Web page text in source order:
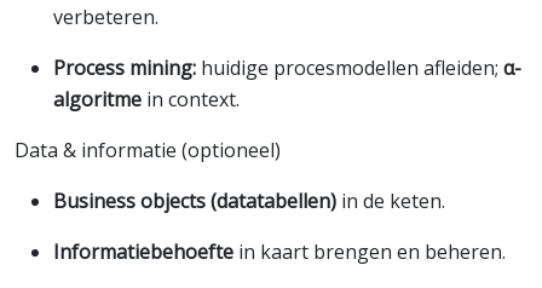
verbeteren.
Process mining: huidige procesmodellen afleiden; α-
algoritme in context.
Data & informatie (optioneel)
Business objects (datatabellen) in de keten.
Informatiebehoefte in kaart brengen en beheren.